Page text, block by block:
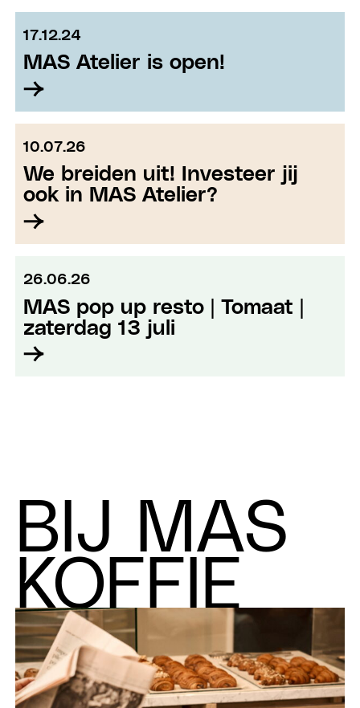
17.12.24
MAS Atelier is open!
10.07.26
We breiden uit! Investeer jij
ook in MAS Atelier?
26.06.26
MAS pop up resto | Tomaat |
zaterdag 13 juli
BIJ MAS
KOFFIE